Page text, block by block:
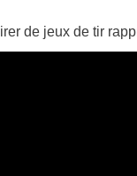
de jeux de tir